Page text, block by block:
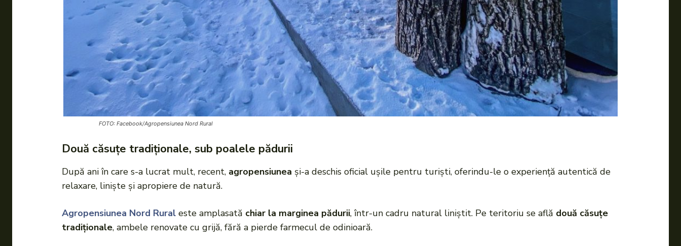
FOTO: Facebook/Agropensiunea Nord Rural
Două căsuțe tradiționale, sub poalele pădurii
După ani în care s-a lucrat mult, recent, agropensiunea și-a deschis oficial ușile pentru turiști, oferindu-le o experiență autentică de
relaxare, liniște și apropiere de natură.
Agropensiunea Nord Rural este amplasată chiar la marginea pădurii, într-un cadru natural liniștit. Pe teritoriu se află două căsuțe
tradiționale, ambele renovate cu grijă, fără a pierde farmecul de odinioară.